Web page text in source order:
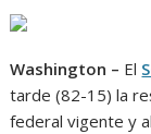
Washington – El
tarde (82-15) la
federal vigente y